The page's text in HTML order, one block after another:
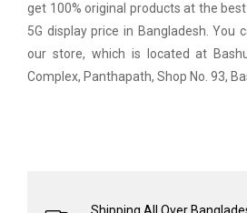
get 100% original products at the
5G display price in Bangladesh. You
our store, which is located at
Complex, Panthapath, Shop No. 93,